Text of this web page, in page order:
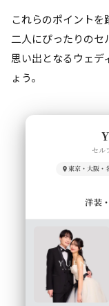
これらのポイント
二人にぴったりのセ
思い出となるウェデ
ょう。
セル
東京・大阪・
洋装